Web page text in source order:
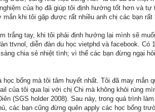
của họ đã giúp tôi định hướng tốt hơn và
khi tôi gặp được rất nhiều anh chị các bạn
trắng tay, khi tôi phải định hướng lại mình sẽ
ttvnol, diễn đàn du học vietphd và facebook.
chia sẻ nhiệt tình; vì thế các bạn đừng ngại
bổng mà tôi tâm huyết nhất. Tôi đã may
của tôi qua lại với chị Chi mà không khỏi rùng
(SGS holder 2008). Sau này, trong quá trình
các bạn cũng đừng quên apply các học bổng